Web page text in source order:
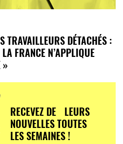
TRAVAILLEURS DÉTACHÉS :
FRANCE N’APPLIQUE
»
RECEVEZ DE LEURS
NOUVELLES TOUTES
LES SEMAINES !